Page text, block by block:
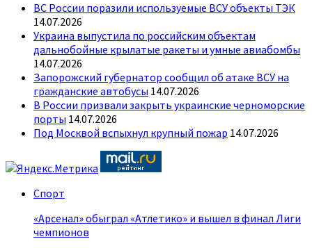
ВС России поразили используемые ВСУ объекты ТЭК
14.07.2026
Украина выпустила по российским объектам
дальнобойные крылатые ракеты и умные авиабомбы
14.07.2026
Запорожский губернатор сообщил об атаке ВСУ на
гражданские автобусы 14.07.2026
В России призвали закрыть украинские черноморские
порты 14.07.2026
Под Москвой вспыхнул крупный пожар 14.07.2026
Спорт
«Арсенал» обыграл «Атлетико» и вышел в финал Лиги
чемпионов